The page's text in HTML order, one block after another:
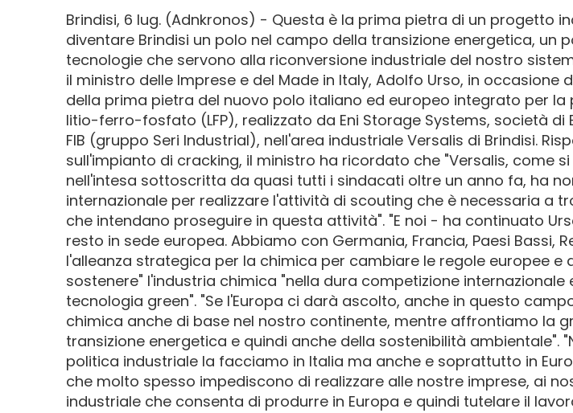
Brindisi, 6 lug. (Adnkronos) - Questa è la prima pietra di un progetto
diventare Brindisi un polo nel campo della transizione energetica, un
tecnologie che servono alla riconversione industriale del nostro
il ministro delle Imprese e del Made in Italy, Adolfo Urso, in occasione
della prima pietra del nuovo polo italiano ed europeo integrato per la
litio-ferro-fosfato (LFP), realizzato da Eni Storage Systems, società di
FIB (gruppo Seri Industrial), nell'area industriale Versalis di Brindisi.
sull'impianto di cracking, il ministro ha ricordato che "Versalis, come
nell'intesa sottoscritta da quasi tutti i sindacati oltre un anno fa, ha
internazionale per realizzare l'attività di scouting che è necessaria a
che intendano proseguire in questa attività". "E noi - ha continuato
resto in sede europea. Abbiamo con Germania, Francia, Paesi Bassi,
l'alleanza strategica per la chimica per cambiare le regole europee e
sostenere" l'industria chimica "nella dura competizione internazionale
tecnologia green". "Se l'Europa ci darà ascolto, anche in questo
chimica anche di base nel nostro continente, mentre affrontiamo la
transizione energetica e quindi anche della sostenibilità ambientale".
politica industriale la facciamo in Italia ma anche e soprattutto in
che molto spesso impediscono di realizzare alle nostre imprese, ai
industriale che consenta di produrre in Europa e quindi tutelare il